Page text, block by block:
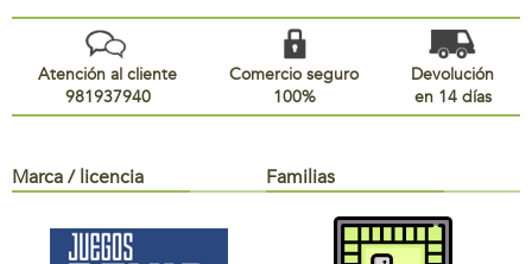
Atención al cliente
981937940
Comercio seguro
100%
Devolución
en 14 días
Marca / licencia Familias